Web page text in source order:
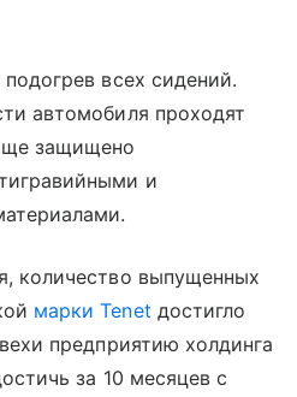
всех сидений.
автомобиля проходят
защищено
и
количество выпущенных
марки Tenet достигло
предприятию холдинга
за 10 месяцев с